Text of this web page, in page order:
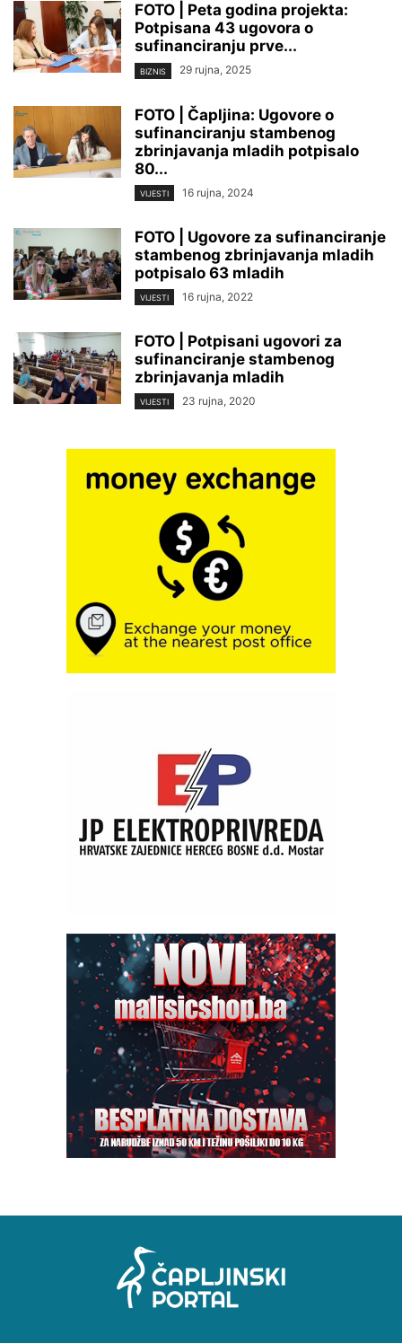
FOTO | Peta godina projekta:
Potpisana 43 ugovora o
sufinanciranju prve...
BIZNIS 29 rujna, 2025
FOTO | Čapljina: Ugovore o
sufinanciranju stambenog
zbrinjavanja mladih potpisalo
80...
VIJESTI 16 rujna, 2024
FOTO | Ugovore za sufinanciranje
stambenog zbrinjavanja mladih
potpisalo 63 mladih
VIJESTI 16 rujna, 2022
FOTO | Potpisani ugovori za
sufinanciranje stambenog
zbrinjavanja mladih
VIJESTI 23 rujna, 2020